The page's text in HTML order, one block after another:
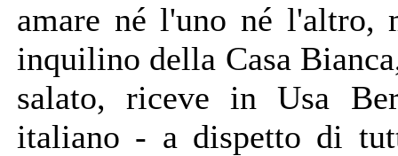
amare né l'uno né l'altro,
inquilino della Casa
salato, riceve in Usa
italiano - a dispetto di